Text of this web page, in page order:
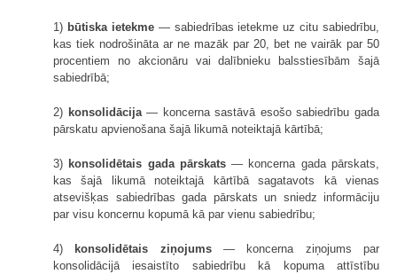
1) būtiska ietekme— sabiedrības ietekme uz citu sabiedrību,
kas tiek nodrošināta ar ne mazāk par 20, bet ne vairāk par 50
procentiem no akcionāru vai dalībnieku balsstiesībām šajā
sabiedrībā;
2) konsolidācija— koncerna sastāvā esošo sabiedrību gada
pārskatu apvienošana šajā likumā noteiktajā kārtībā;
3) konsolidētais gada pārskats— koncerna gada pārskats,
kas šajā likumā noteiktajā kārtībā sagatavots kā vienas
atsevišķas sabiedrības gada pārskats un sniedz informāciju
par visu koncernu kopumā kā par vienu sabiedrību;
4) konsolidētais ziņojums— koncerna ziņojums par
konsolidācijā iesaistīto sabiedrību kā kopuma attīstību